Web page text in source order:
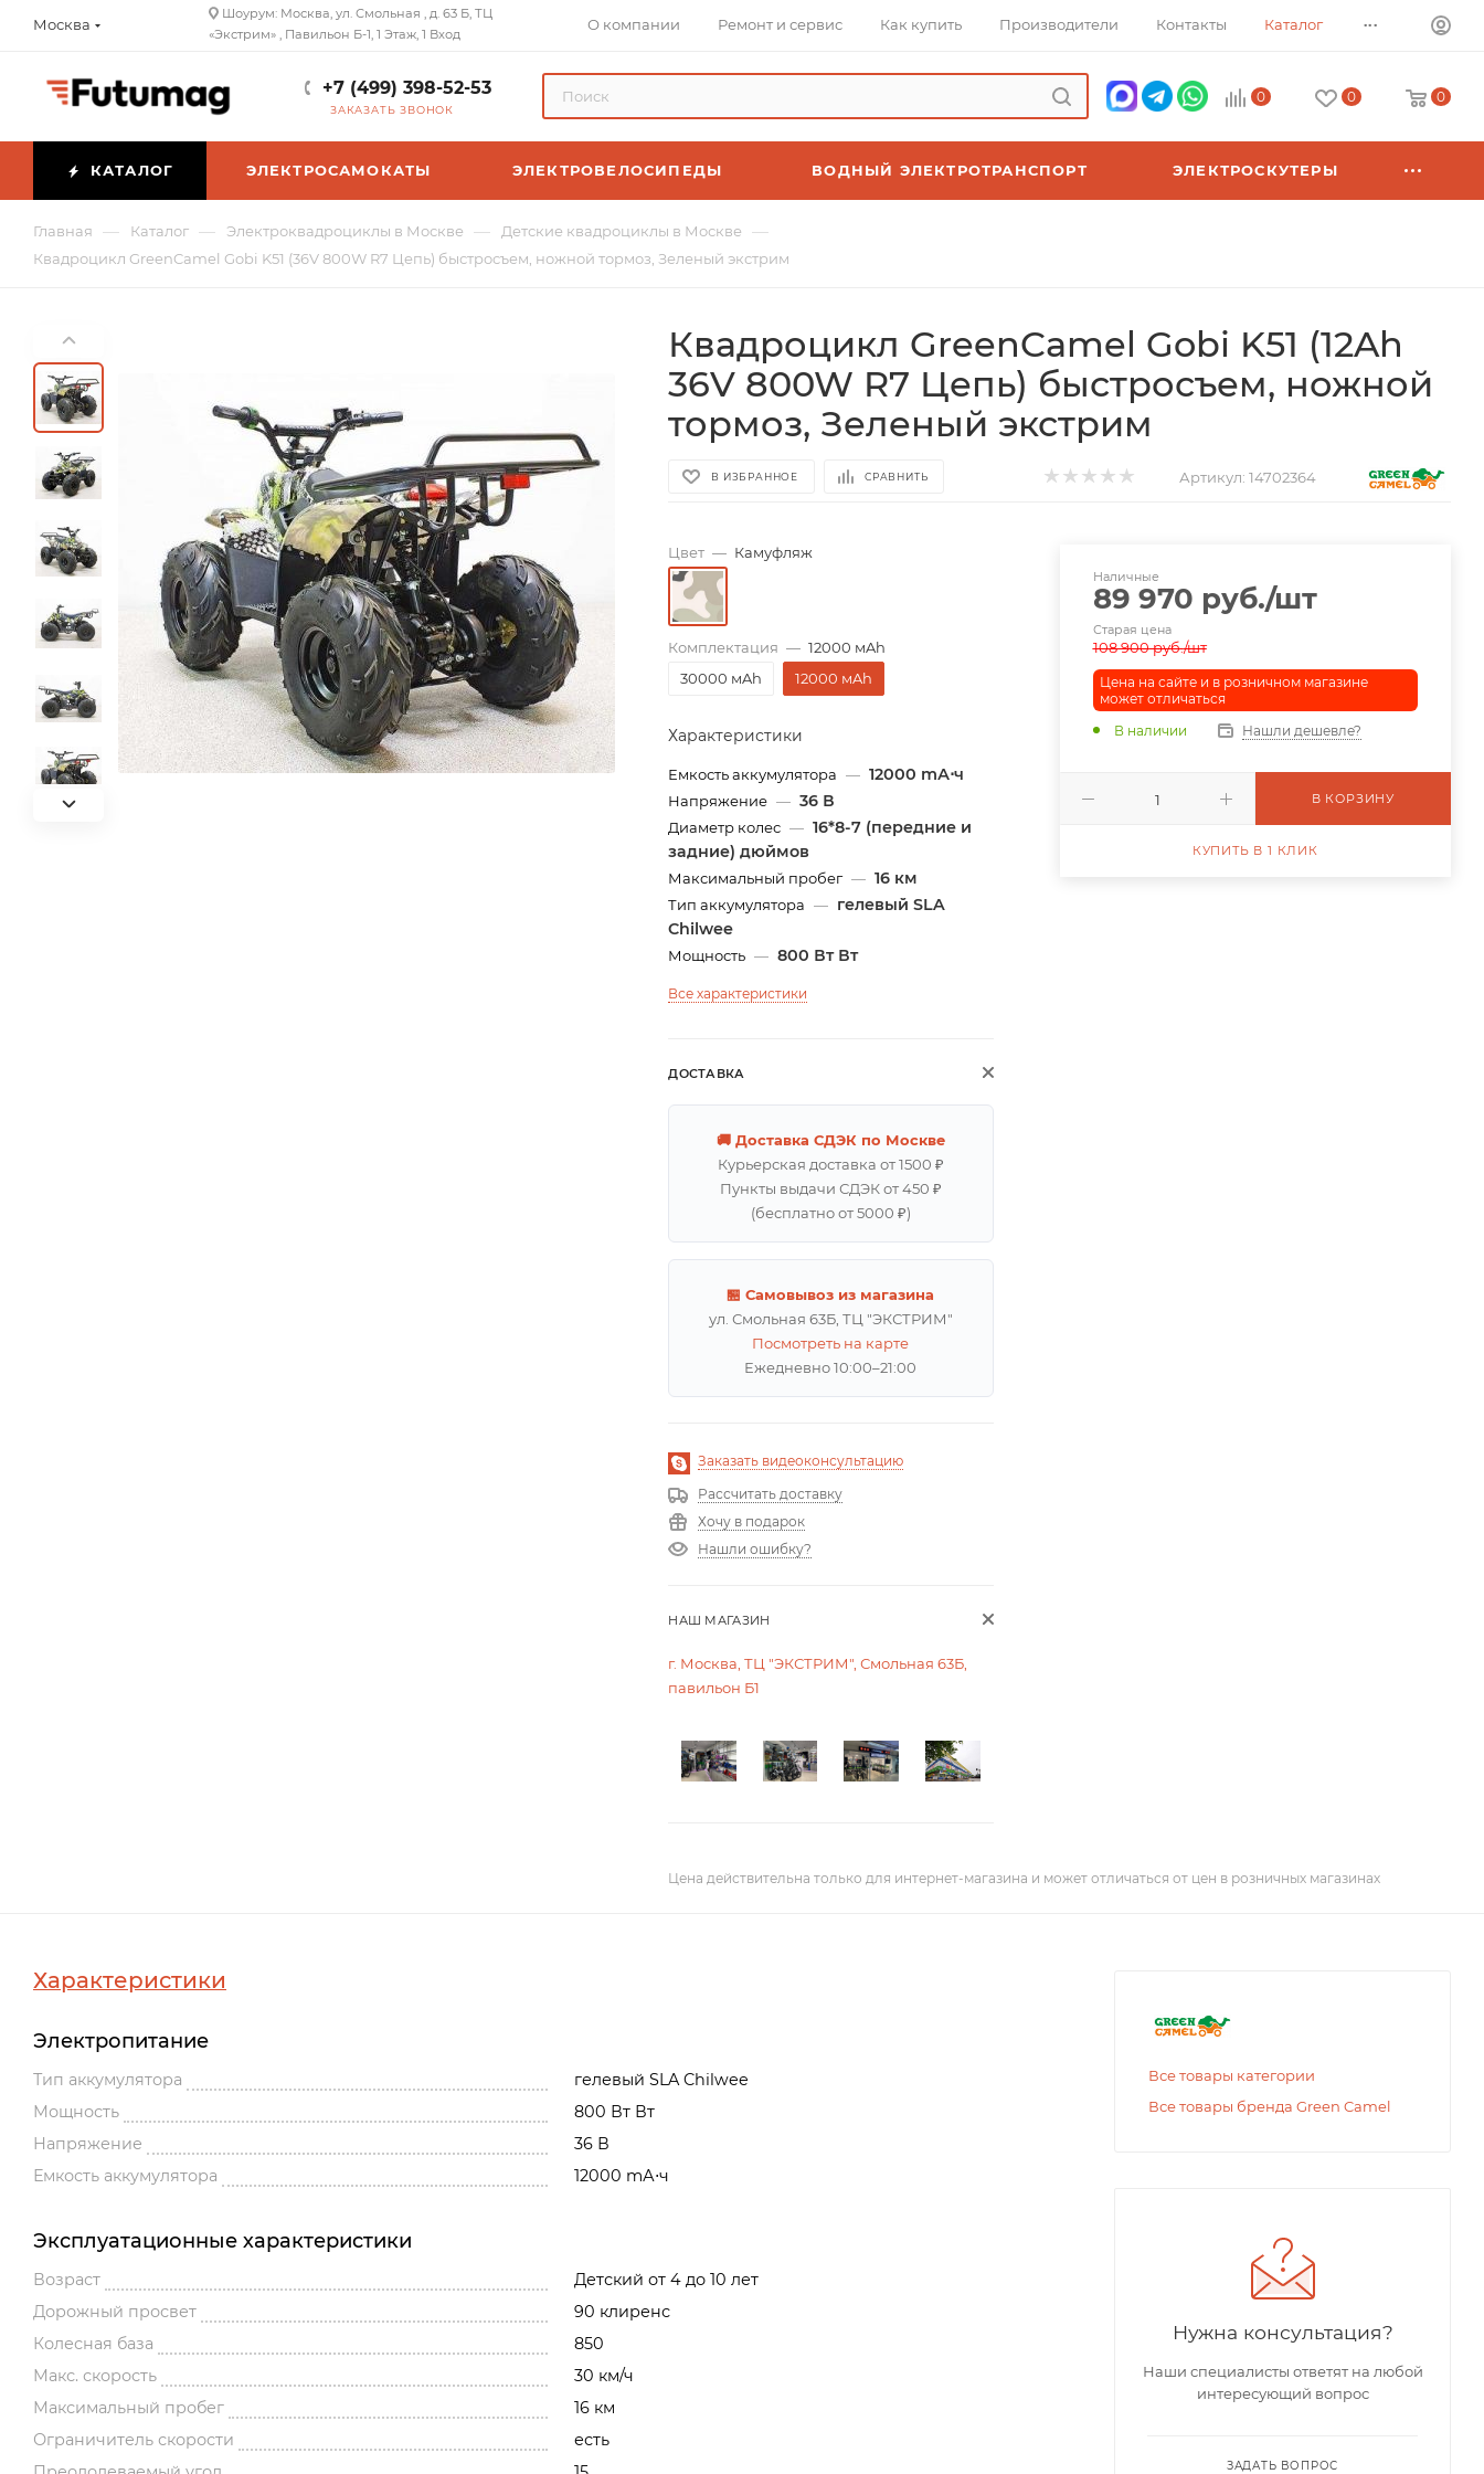
Москва
Шоурум: Москва, ул. Смольная , д. 63 Б, ТЦ
«Экстрим» , Павильон Б-1, 1 Этаж, 1 Вход
О компании Ремонт и сервис Как купить Производители Контакты Каталог ...
+7 (499) 398-52-53
ЗАКАЗАТЬ ЗВОНОК
0 0 0
КАТАЛОГ ЭЛЕКТРОСАМОКАТЫ ЭЛЕКТРОВЕЛОСИПЕДЫ ВОДНЫЙ ЭЛЕКТРОТРАНСПОРТ ЭЛЕКТРОСКУТЕРЫ
Главная — Каталог — Электроквадроциклы в Москве — Детские квадроциклы в Москве —
Квадроцикл GreenCamel Gobi K51 (36V 800W R7 Цепь) быстросъем, ножной тормоз, Зеленый экстрим
Квадроцикл GreenCamel Gobi K51 (12Ah
36V 800W R7 Цепь) быстросъем, ножной
тормоз, Зеленый экстрим
В ИЗБРАННОЕ СРАВНИТЬ Артикул: 14702364
Цвет — Камуфляж
Комплектация — 12000 мAh
30000 мAh
12000 мAh
Характеристики
Емкость аккумулятора — 12000 mА⋅ч
Напряжение — 36 В
Диаметр колес — 16*8-7 (передние и
задние) дюймов
Максимальный пробег — 16 км
Тип аккумулятора — гелевый SLA
Chilwee
Мощность — 800 Вт Вт
Все характеристики
ДОСТАВКА
🚚 Доставка СДЭК по Москве
Курьерская доставка от 1500 ₽
Пункты выдачи СДЭК от 450 ₽
(бесплатно от 5000 ₽)
🏪 Самовывоз из магазина
ул. Смольная 63Б, ТЦ "ЭКСТРИМ"
Посмотреть на карте
Ежедневно 10:00–21:00
Заказать видеоконсультацию
Рассчитать доставку
Хочу в подарок
Нашли ошибку?
НАШ МАГАЗИН
г. Москва, ТЦ "ЭКСТРИМ", Смольная 63Б,
павильон Б1
Наличные
89 970 руб./шт
Старая цена
108 900руб./шт
Цена на сайте и в розничном магазине
может отличаться
В наличии
Нашли дешевле?
В КОРЗИНУ
КУПИТЬ В 1 КЛИК
Цена действительна только для интернет-магазина и может отличаться от цен в розничных магазинах
Характеристики
Электропитание
Тип аккумулятора
гелевый SLA Chilwee
Мощность
800 Вт Вт
Напряжение
36 В
Емкость аккумулятора
12000 mА⋅ч
Эксплуатационные характеристики
Возраст
Детский от 4 до 10 лет
Дорожный просвет
90 клиренс
Колесная база
850
Макс. скорость
30 км/ч
Максимальный пробег
16 км
Ограничитель скорости
есть
Все товары категории
Все товары бренда Green Camel
Нужна консультация?
Наши специалисты ответят на любой
интересующий вопрос
ЗАДАТЬ ВОПРОС